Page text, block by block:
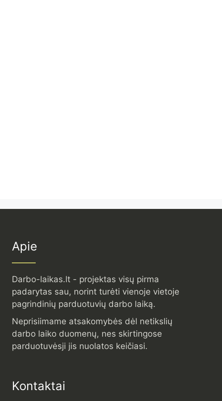
Apie
Darbo-laikas.lt - projektas visų pirma
padarytas sau, norint turėti vienoje vietoje
pagrindinių parduotuvių darbo laiką.
Neprisiimame atsakomybės dėl netikslių
darbo laiko duomenų, nes skirtingose
parduotuvėsji jis nuolatos keičiasi.
Kontaktai